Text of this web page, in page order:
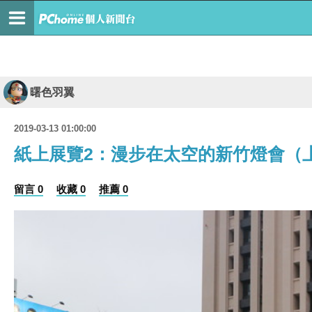
曙色羽翼
2019-03-13 01:00:00
紙上展覽2：漫步在太空的新竹燈會（
留言 0 收藏 0 推薦 0